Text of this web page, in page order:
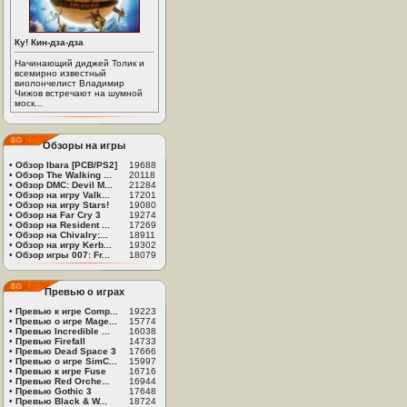
Ку! Кин-дза-дза
Начинающий диджей Толик и
всемирно известный
виолончелист Владимир
Чижов встречают на шумной
моск...
Обзоры на игры
• Обзор Ibara [PCB/PS2]
19688
• Обзор The Walking ...
20118
• Обзор DMC: Devil M...
21284
• Обзор на игру Valk...
17201
• Обзор на игру Stars!
19080
• Обзор на Far Cry 3
19274
• Обзор на Resident ...
17269
• Обзор на Chivalry:...
18911
• Обзор на игру Kerb...
19302
• Обзор игры 007: Fr... 18079
Превью о играх
• Превью к игре Comp...
19223
• Превью о игре Mage...
15774
• Превью Incredible ...
16038
• Превью Firefall
14733
• Превью Dead Space 3
17666
• Превью о игре SimC...
15997
• Превью к игре Fuse
16716
• Превью Red Orche...
16944
• Превью Gothic 3
17648
• Превью Black & W... 18724